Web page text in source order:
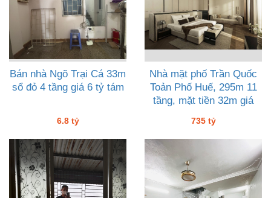
Bán nhà Ngõ Trại Cá 33m
sổ đỏ 4 tầng giá 6 tỷ tám
6.8 tỷ
Nhà mặt phố Trần Quốc
Toản Phố Huế, 295m 11
tầng, mặt tiền 32m giá
735 tỷ